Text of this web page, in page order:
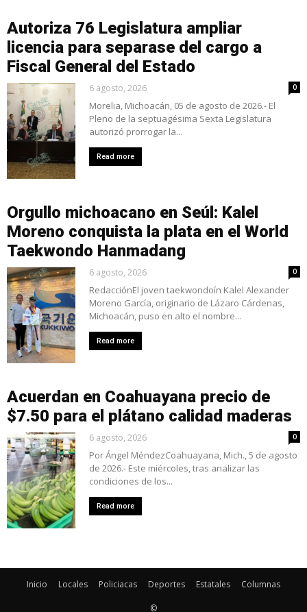
Autoriza 76 Legislatura ampliar
licencia para separase del cargo a
Fiscal General del Estado
6 agosto, 2026 0
Morelia, Michoacán, 05 de agosto de 2026.- El
Pleno de la septuagésima Sexta Legislatura
autorizó prorrogar la...
Read more
Orgullo michoacano en Seúl: Kalel
Moreno conquista la plata en el World
Taekwondo Hanmadang
6 agosto, 2026 0
RedacciónEl joven taekwondoín Kalel Alexander
Moreno García, originario de Lázaro Cárdenas,
Michoacán, puso en alto el nombre...
Read more
Acuerdan en Coahuayana precio de
$7.50 para el plátano calidad maderas
6 agosto, 2026 0
Por Ángel MéndezCoahuayana, Mich., 5 de agosto
de 2026.- Este miércoles, tras analizar las
condiciones de los...
Read more
Inicio Locales Policiacas Deportes Estatales Columnas
©